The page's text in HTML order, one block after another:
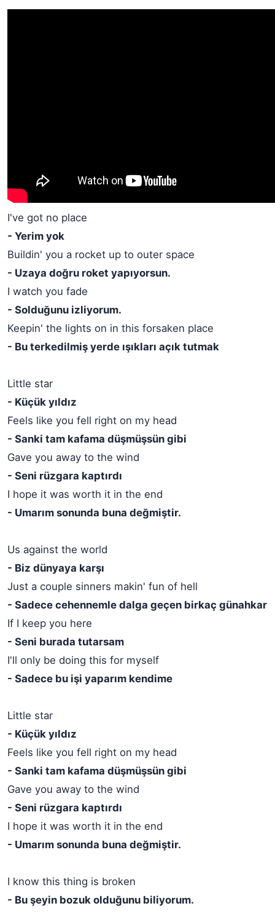
I've got no place
- Yerim yok
Buildin' you a rocket up to outer space
- Uzaya doğru roket yapıyorsun.
I watch you fade
- Solduğunu izliyorum.
Keepin' the lights on in this forsaken place
- Bu terkedilmiş yerde ışıkları açık tutmak
Little star
- Küçük yıldız
Feels like you fell right on my head
- Sanki tam kafama düşmüşsün gibi
Gave you away to the wind
- Seni rüzgara kaptırdı
I hope it was worth it in the end
- Umarım sonunda buna değmiştir.
Us against the world
- Biz dünyaya karşı
Just a couple sinners makin' fun of hell
- Sadece cehennemle dalga geçen birkaç günahkar
If I keep you here
- Seni burada tutarsam
I'll only be doing this for myself
- Sadece bu işi yaparım kendime
Little star
- Küçük yıldız
Feels like you fell right on my head
- Sanki tam kafama düşmüşsün gibi
Gave you away to the wind
- Seni rüzgara kaptırdı
I hope it was worth it in the end
- Umarım sonunda buna değmiştir.
I know this thing is broken
- Bu şeyin bozuk olduğunu biliyorum.